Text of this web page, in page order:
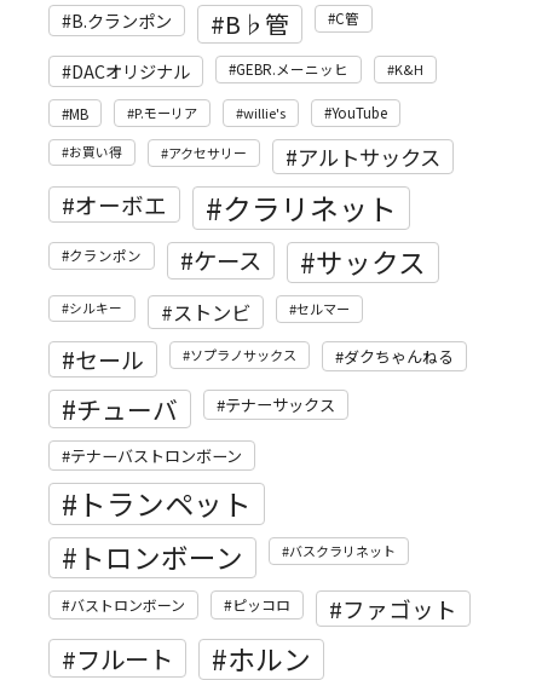
B.クランポン B♭管 C管
DACオリジナル GEBR.メーニッヒ K&H
MB P.モーリア willie's YouTube
お買い得 アクセサリー アルトサックス
オーボエ クラリネット
クランポン ケース サックス
シルキー ストンビ セルマー
セール ソプラノサックス ダクちゃんねる
チューバ テナーサックス
テナーバストロンボーン
トランペット
トロンボーン バスクラリネット
バストロンボーン ピッコロ ファゴット
フルート ホルン